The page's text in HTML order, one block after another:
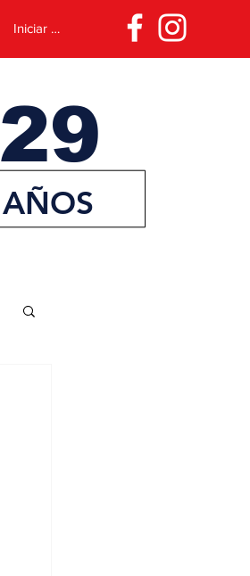
Iniciar sesión
29
AÑOS